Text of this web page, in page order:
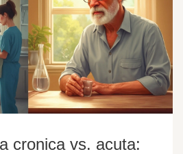
cronica vs. acuta: